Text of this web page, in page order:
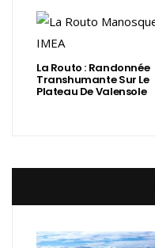
La Routo : Randonnée
Transhumante Sur Le
Plateau De Valensole